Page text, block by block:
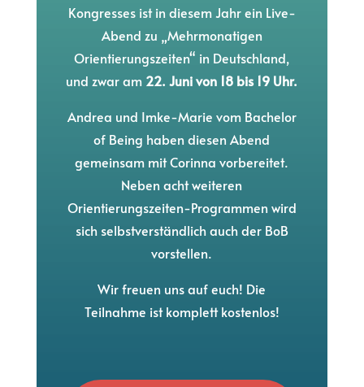
Kongresses ist in diesem Jahr ein Live-
Abend zu „Mehrmonatigen
Orientierungszeiten“ in Deutschland,
und zwar am 22. Juni von 18 bis 19 Uhr.
Andrea und Imke-Marie vom Bachelor
of Being haben diesen Abend
gemeinsam mit Corinna vorbereitet.
Neben acht weiteren
Orientierungszeiten-Programmen wird
sich selbstverständlich auch der BoB
vorstellen.
Wir freuen uns auf euch! Die
Teilnahme ist komplett kostenlos!